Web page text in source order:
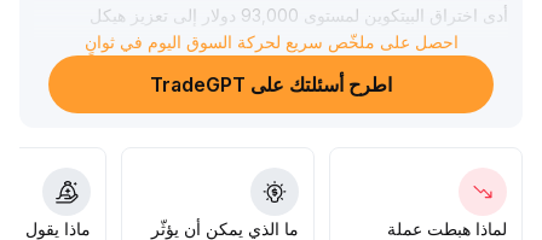
أدى اختراق البيتكوين لمستوى 93,000 دولار إلى تعزيز هيكل
السوق وجعله أكثر صحة، ويتيح أسلوب البناء القائم على السوق
الفوري المجال أمام SURGE للصعود المستدام
ومع ذلك، يزداد التنافس بين العملات ذات القيمة السوقية الكبيرة،
الأساسيات القوية وتوسيع سيناريوهات الاستخدام
توصيات استثمارية: على المدى القصير يجب متابعة وتيرة الارتفاع
المدفوعة بالمشاعر ومراقبة مستويات الدعم الرئيسية والقمم
احصل على ملخّص سريع لحركة السوق اليوم في ثوانٍ
اطرح أسئلتك على TradeGPT
لماذا هبطت عملة
ما الذي يمكن أن يؤثّر
ماذا يقول